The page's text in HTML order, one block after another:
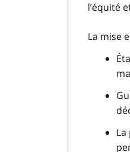
l’équité
La mise